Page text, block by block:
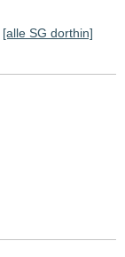
[alle SG dorthin]